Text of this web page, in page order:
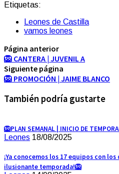
Etiquetas:
Leones de Castilla
vamos leones
Página anterior
🦁 CANTERA | JUVENIL A
Siguiente página
🦁 PROMOCIÓN | JAIME BLANCO
También podría gustarte
🦁PLAN SEMANAL | INICIO DE
Leones 18/08/2025
¡Ya conocemos los 17 equipos con
ilusionante temporada!🦁